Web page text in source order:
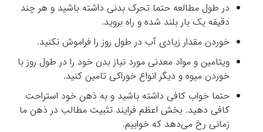
در طول مطالعه حتما تحرک بدنی داشته باشید و هر چند
دقیقه یک بار بلند شده و راه بروید.
خوردن مقدار زیادی آب در طول روز را فراموش نکنید.
ویتامین و مواد معدنی مورد نیاز بدن خود را در طول روز با
خوردن میوه و دیگر انواع خوراکی تامین کنید.
حتما خواب کافی داشته باشید و به ذهن خود استراحت
کافی دهید. بخش اعظم فرایند تثبیت مطالب در ذهن ما
زمانی رخ می‌دهد که خوابیم.